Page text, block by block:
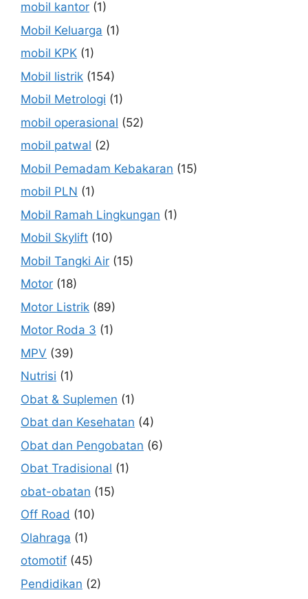
mobil kantor (1)
Mobil Keluarga (1)
mobil KPK (1)
Mobil listrik (154)
Mobil Metrologi (1)
mobil operasional (52)
mobil patwal (2)
Mobil Pemadam Kebakaran (15)
mobil PLN (1)
Mobil Ramah Lingkungan (1)
Mobil Skylift (10)
Mobil Tangki Air (15)
Motor (18)
Motor Listrik (89)
Motor Roda 3 (1)
MPV (39)
Nutrisi (1)
Obat & Suplemen (1)
Obat dan Kesehatan (4)
Obat dan Pengobatan (6)
Obat Tradisional (1)
obat-obatan (15)
Off Road (10)
Olahraga (1)
otomotif (45)
Pendidikan (2)